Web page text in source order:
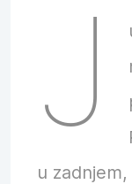
J
u